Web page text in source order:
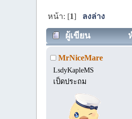
หน้า: [1] ลงล่าง
ผู้เขียน
MrNiceMare
LsdyKapleMS
เป็ดประถม